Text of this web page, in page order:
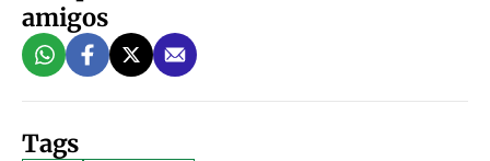
amigos
Tags